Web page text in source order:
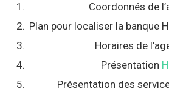
Coordonnés de
Plan pour localiser la banque
Horaires de
Présentation
Présentation des